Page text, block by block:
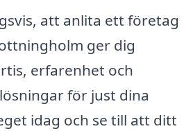
att anlita ett företag
ger dig
erfarenhet och
för just dina
idag och se till att ditt